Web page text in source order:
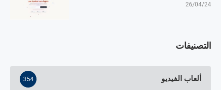
26/04/24
التصنيفات
ألعاب الفيديو 354